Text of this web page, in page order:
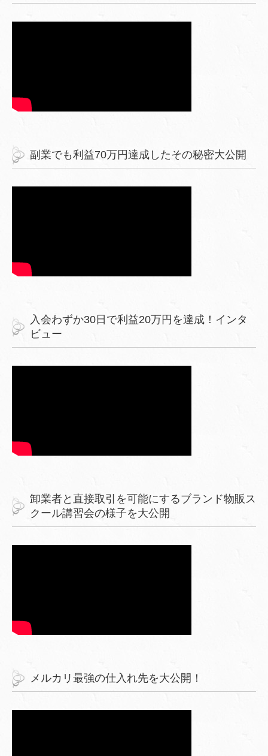
副業でも利益70万円達成したその秘密大公開
入会わずか30日で利益20万円を達成！インタ
ビュー
卸業者と直接取引を可能にするブランド物販ス
クール講習会の様子を大公開
メルカリ最強の仕入れ先を大公開！